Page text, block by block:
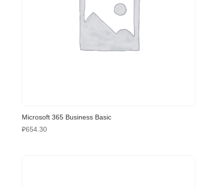
Microsoft 365 Business Basic
₽654.30